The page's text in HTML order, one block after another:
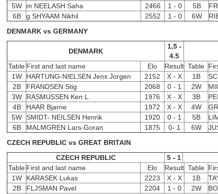
5W
m NEELASH Saha 2466 1 - 0 5B
6B
g SHYAAM Nikhil 2552 1 - 0 6W
DENMARK vs GERMANY
DENMARK
1,5 -
4.5
Table First and last name Elo Result Table
1W
HARTUNG-NIELSEN Jens Jorgen 2152 X - X 1B
2B
FRANDSEN Stig 2068 0 - 1 2W
3W
RASMUSSEN Ken L. 1976 X - X 3B
4B
HAAR Bjarne 1972 X - X 4W
5W SMIDT- NEILSEN Henrik 1920 0 - 1 5B
6B
MALMGREN Lars-Goran 1875 0- 1 6W
CZECH REPUBLIC vs GREAT BRITAIN
CZECH REPUBLIC
5 - 1
Table First and last name Elo Result Table
1W
KARASEK Lukas 2223 X - X 1B
2B
FLJSMAN Pavel 2204 1 - 0 2W